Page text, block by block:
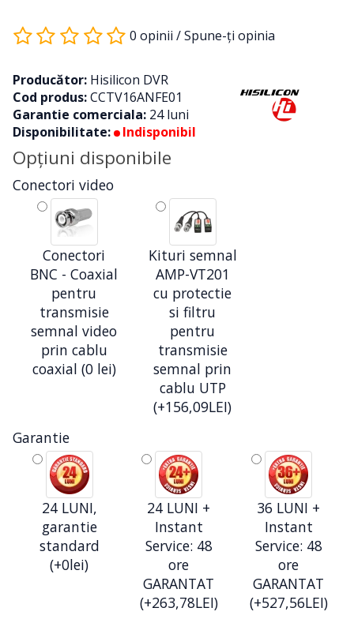
0 opinii /Spune-ţi opinia
Producător: Hisilicon DVR
Cod produs:CCTV16ANFE01
Garantie comerciala: 24 luni
Disponibilitate:
Indisponibil
Opţiuni disponibile
Conectori video
Conectori
BNC - Coaxial
pentru
transmisie
semnal video
prin cablu
coaxial (0 lei)
Kituri semnal
AMP-VT201
cu protectie
si filtru
pentru
transmisie
semnal prin
cablu UTP
(+156,09LEI)
Garantie
24 LUNI,
garantie
standard
(+0lei)
24 LUNI +
Instant
Service: 48
ore
GARANTAT
(+263,78LEI)
36 LUNI +
Instant
Service: 48
ore
GARANTAT
(+527,56LEI)